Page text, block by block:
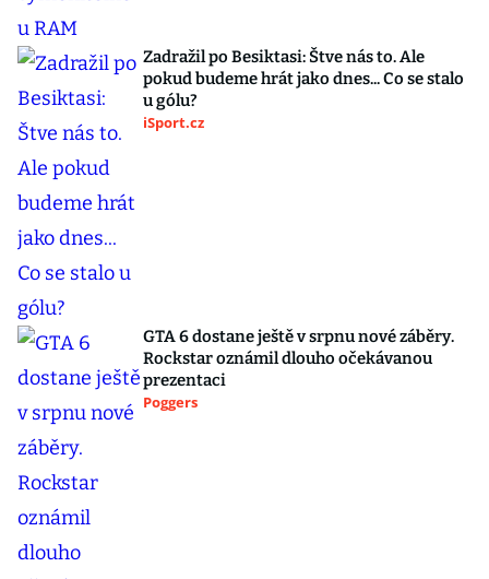
Zadražil po Besiktasi: Štve nás to. Ale
pokud budeme hrát jako dnes... Co se stalo
u gólu?
iSport.cz
GTA 6 dostane ještě v srpnu nové záběry.
Rockstar oznámil dlouho očekávanou
prezentaci
Poggers